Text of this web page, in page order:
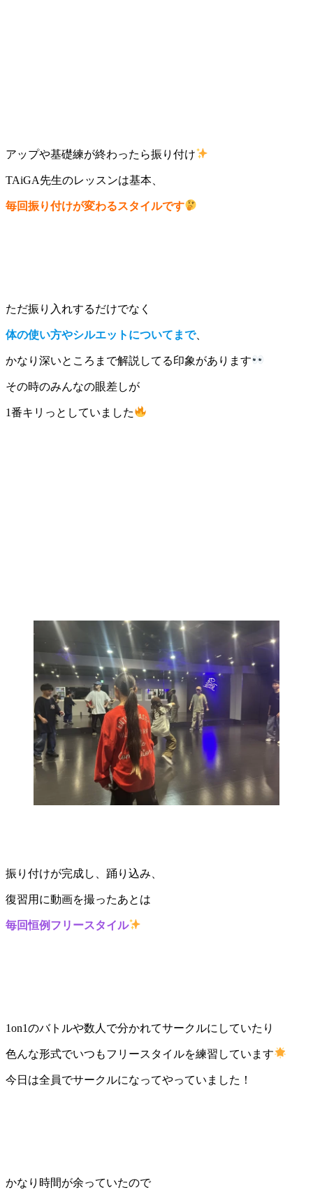
アップや基礎練が終わったら振り付け
TAiGA先生のレッスンは基本、
毎回振り付けが変わるスタイルです
ただ振り入れするだけでなく
体の使い方やシルエットについてまで、
かなり深いところまで解説してる印象があります
その時のみんなの眼差しが
1番キリっとしていました
振り付けが完成し、踊り込み、
復習用に動画を撮ったあとは
毎回恒例フリースタイル
1on1のバトルや数人で分かれてサークルにしていたり
色んな形式でいつもフリースタイルを練習しています
今日は全員でサークルになってやっていました！
かなり時間が余っていたので